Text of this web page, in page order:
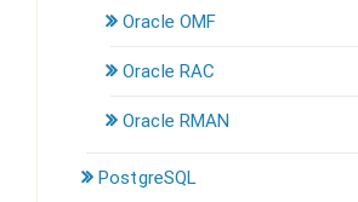
Oracle OMF
Oracle RAC
Oracle RMAN
PostgreSQL